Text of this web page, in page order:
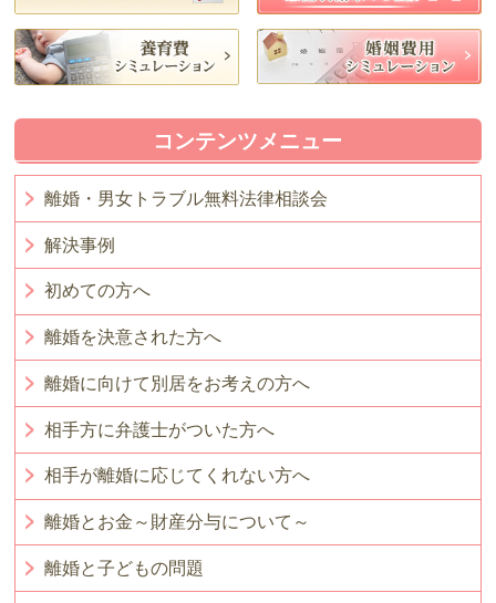
コンテンツメニュー
離婚・男女トラブル無料法律相談会
解決事例
初めての方へ
離婚を決意された方へ
離婚に向けて別居をお考えの方へ
相手方に弁護士がついた方へ
相手が離婚に応じてくれない方へ
離婚とお金～財産分与について～
離婚と子どもの問題